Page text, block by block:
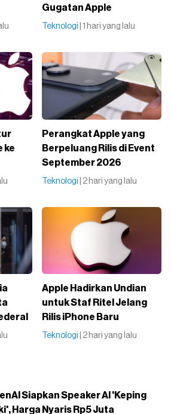
Gugatan Apple
Teknologi | 1 hari yang lalu
ke
Perangkat Apple yang
Berpeluang Rilis di Event
September 2026
Teknologi | 2 hari yang lalu
Apple Hadirkan Undian
untuk Staf Ritel Jelang
Rilis iPhone Baru
Teknologi | 2 hari yang lalu
Siapkan Speaker AI 'Keping
Harga Nyaris Rp5 Juta